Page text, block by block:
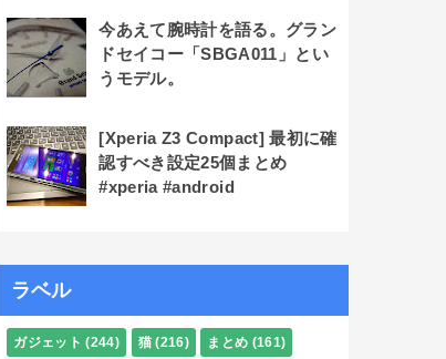
今あえて腕時計を語る。グラン
ドセイコー「SBGA011」とい
うモデル。
[Xperia Z3 Compact] 最初に確
認すべき設定25個まとめ
#xperia #android
ラベル
ガジェット (244) 猫 (216) まとめ (161)